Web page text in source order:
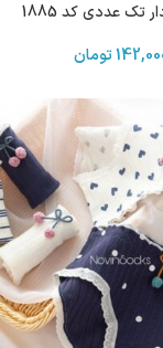
عددی کد 1885
تومان